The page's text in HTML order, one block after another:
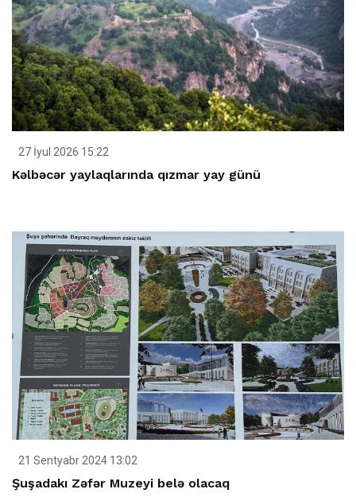
27 İyul 2026 15:22
Kəlbəcər yaylaqlarında qızmar yay günü
21 Sentyabr 2024 13:02
Şuşadakı Zəfər Muzeyi belə olacaq